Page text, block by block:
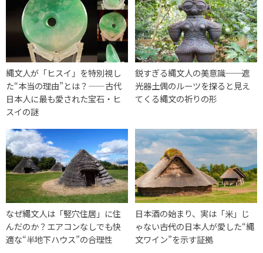
縄文人が「ヒスイ」を特別視し
た“本当の理由”とは？——古代
日本人に最も愛された宝石・ヒ
スイの謎
鋭すぎる縄文人の美意識──遮
光器土偶のルーツを探ると見え
てくる縄文の祈りの形
なぜ縄文人は「竪穴住居」に住
んだのか？エアコンなしでも快
適な“半地下ハウス”の合理性
日本酒の始まり、実は「米」じ
ゃない――古代の日本人が愛した“縄
文ワイン”を示す証拠